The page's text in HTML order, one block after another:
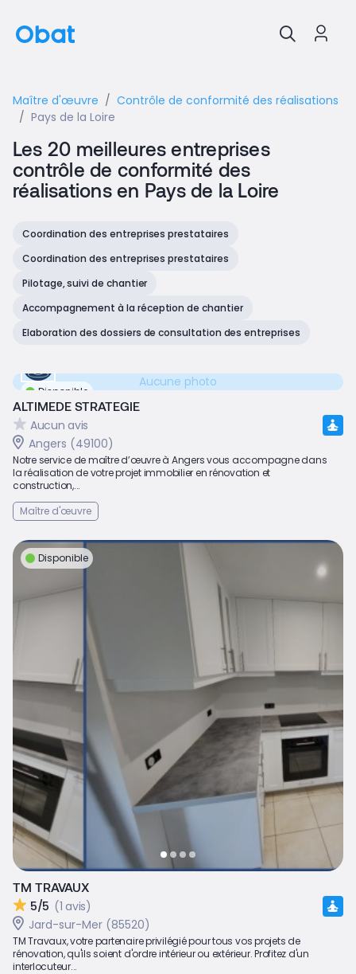
Maître d'œuvre
Contrôle de conformité des réalisations
Pays de la Loire
Les 20 meilleures entreprises
contrôle de conformité des
réalisations en Pays de la Loire
Coordination des entreprises prestataires
Coordination des entreprises prestataires
Pilotage, suivi de chantier
Accompagnement à la réception de chantier
Elaboration des dossiers de consultation des entreprises
Disponible
Aucune photo
ALTIMEDE STRATEGIE
Aucun avis
Angers (49100)
Notre service de maître d’œuvre à Angers vous accompagne dans
la réalisation de votre projet immobilier en rénovation et
construction,...
Maître d'œuvre
Disponible
TM TRAVAUX
5/5 (1 avis)
Jard-sur-Mer (85520)
TM Travaux, votre partenaire privilégié pour tous vos projets de
rénovation, qu'ils soient d'ordre intérieur ou extérieur. Profitez d'un
interlocuteur...